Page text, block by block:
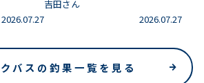
2026.07.27
吉田さん
2026.07.27
バスの釣果一覧を見る